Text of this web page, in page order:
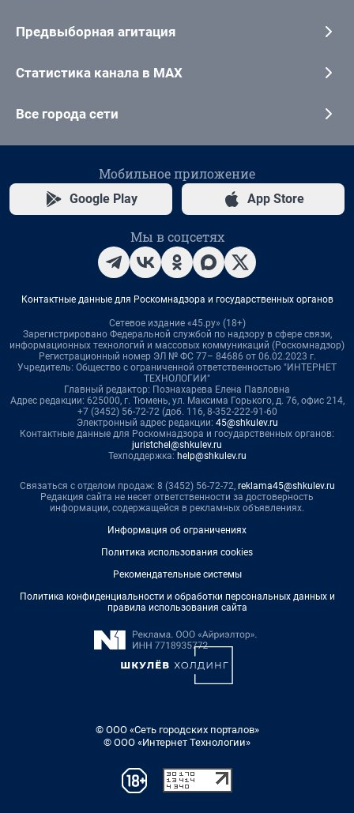
Предвыборная агитация
Статистика канала в MAX
Все города сети
Мобильное приложение
Google Play App Store
Мы в соцсетях
Контактные данные для Роскомнадзора и государственных органов
Сетевое издание «45.ру» (18+)
Зарегистрировано Федеральной службой по надзору в сфере связи,
информационных технологий и массовых коммуникаций (Роскомнадзор)
Регистрационный номер ЭЛ № ФС 77– 84686 от 06.02.2023 г.
Учредитель: Общество с ограниченной ответственностью "ИНТЕРНЕТ
ТЕХНОЛОГИИ"
Главный редактор: Познахарева Елена Павловна
Адрес редакции: 625000, г. Тюмень, ул. Максима Горького, д. 76, офис 214,
+7 (3452) 56-72-72 (доб. 116, 8-352-222-91-60
Электронный адрес редакции: 45@shkulev.ru
Контактные данные для Роскомнадзора и государственных органов:
juristchel@shkulev.ru
Техподдержка: help@shkulev.ru
Связаться с отделом продаж: 8 (3452) 56-72-72, reklama45@shkulev.ru
Редакция сайта не несет ответственности за достоверность
информации, содержащейся в рекламных объявлениях.
Информация об ограничениях
Политика использования cookies
Рекомендательные системы
Политика конфиденциальности и обработки персональных данных и
правила использования сайта
© ООО «Сеть городских порталов»
© ООО «Интернет Технологии»